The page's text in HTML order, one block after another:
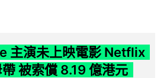
主演未上映電影 Netflix
被索償 8.19 億港元